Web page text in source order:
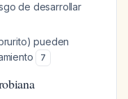
de desarrollar
pueden
7